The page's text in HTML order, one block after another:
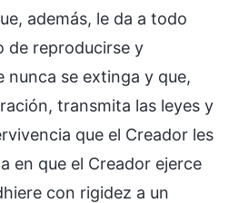
además, le da a todo
de reproducirse y
nunca se extinga y que,
transmita las leyes y
que el Creador les
en que el Creador ejerce
con rigidez a un